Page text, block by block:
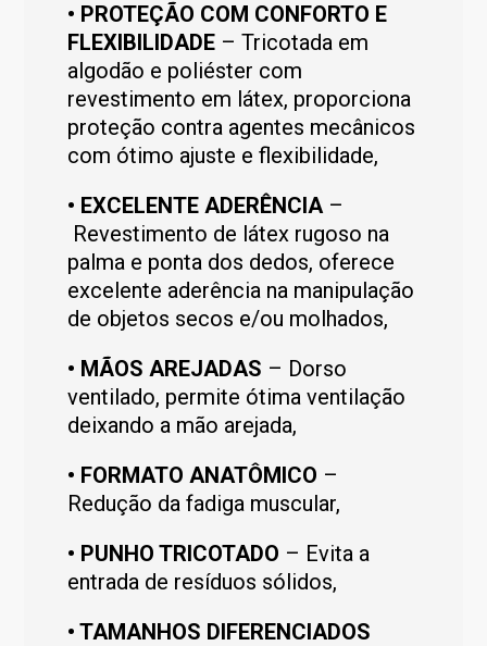
• PROTEÇÃO COM CONFORTO E
FLEXIBILIDADE – Tricotada em
algodão e poliéster com
revestimento em látex, proporciona
proteção contra agentes mecânicos
com ótimo ajuste e flexibilidade,
• EXCELENTE ADERÊNCIA–
Revestimento de látex rugoso na
palma e ponta dos dedos, oferece
excelente aderência na manipulação
de objetos secos e/ou molhados,
• MÃOS AREJADAS – Dorso
ventilado, permite ótima ventilação
deixando a mão arejada,
• FORMATO ANATÔMICO –
Redução da fadiga muscular,
• PUNHO TRICOTADO – Evita a
entrada de resíduos sólidos,
•TAMANHOS DIFERENCIADOS